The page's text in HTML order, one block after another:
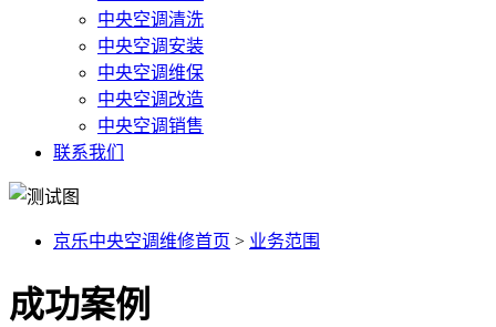
中央空调清洗
中央空调安装
中央空调维保
中央空调改造
中央空调销售
联系我们
京乐中央空调维修首页 > 业务范围
成功案例